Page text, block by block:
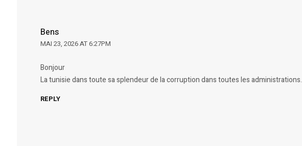
Bens
MAI 23, 2026 AT 6:27PM
Bonjour
La tunisie dans toute sa splendeur de la corruption dans toutes les administrations.
REPLY